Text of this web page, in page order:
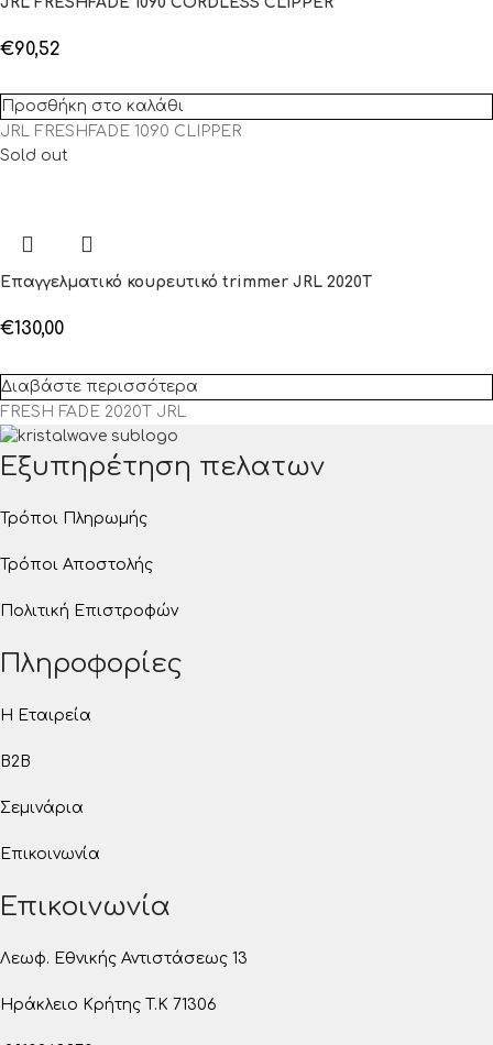
€90,52
Προσθήκη στο καλάθι
JRL FRESHFADE 1090 CLIPPER
Sold out
Επαγγελματικό κουρευτικό trimmer JRL 2020T
€130,00
Διαβάστε περισσότερα
FRESH FADE 2020T JRL
Εξυπηρέτηση πελατων
Τρόποι Πληρωμής
Τρόποι Αποστολής
Πολιτική Επιστροφών
Πληροφορίες
Η Εταιρεία
B2B
Σεμινάρια
Επικοινωνία
Επικοινωνία
Λεωφ. Εθνικής Αντιστάσεως 13
Ηράκλειο Κρήτης T.K 71306